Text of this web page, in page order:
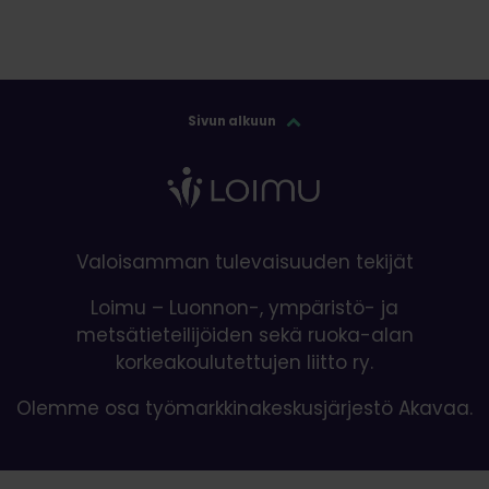
Sivun alkuun
Valoisamman tulevaisuuden tekijät
Loimu – Luonnon-, ympäristö- ja
metsätieteilijöiden sekä ruoka-alan
korkeakoulutettujen liitto ry.
Olemme osa työmarkkinakeskusjärjestö Akavaa.